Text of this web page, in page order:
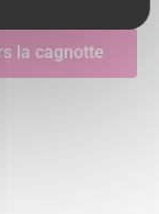
la cagnotte